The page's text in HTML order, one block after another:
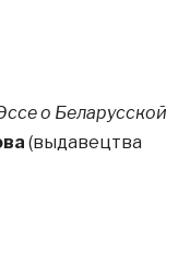
о Беларусской
(выдавецтва